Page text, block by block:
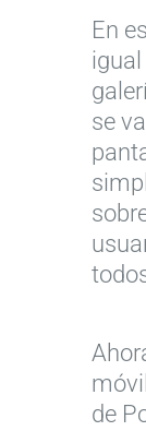
En
igual
se
de